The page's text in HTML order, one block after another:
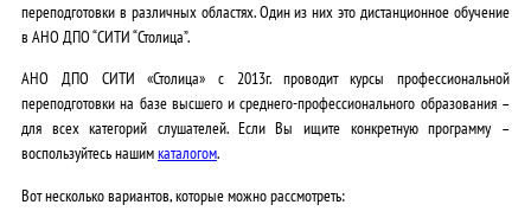
переподготовки в различных областях. Один из них это дистанционное обучение
в АНО ДПО “СИТИ “Столица”.
АНО ДПО СИТИ «Столица» c 2013г. проводит курсы профессиональной
переподготовки на базе высшего и среднего-профессионального образования –
для всех категорий слушателей. Если Вы ищите конкретную программу –
воспользуйтесь нашимкаталогом.
Вот несколько вариантов, которые можно рассмотреть: